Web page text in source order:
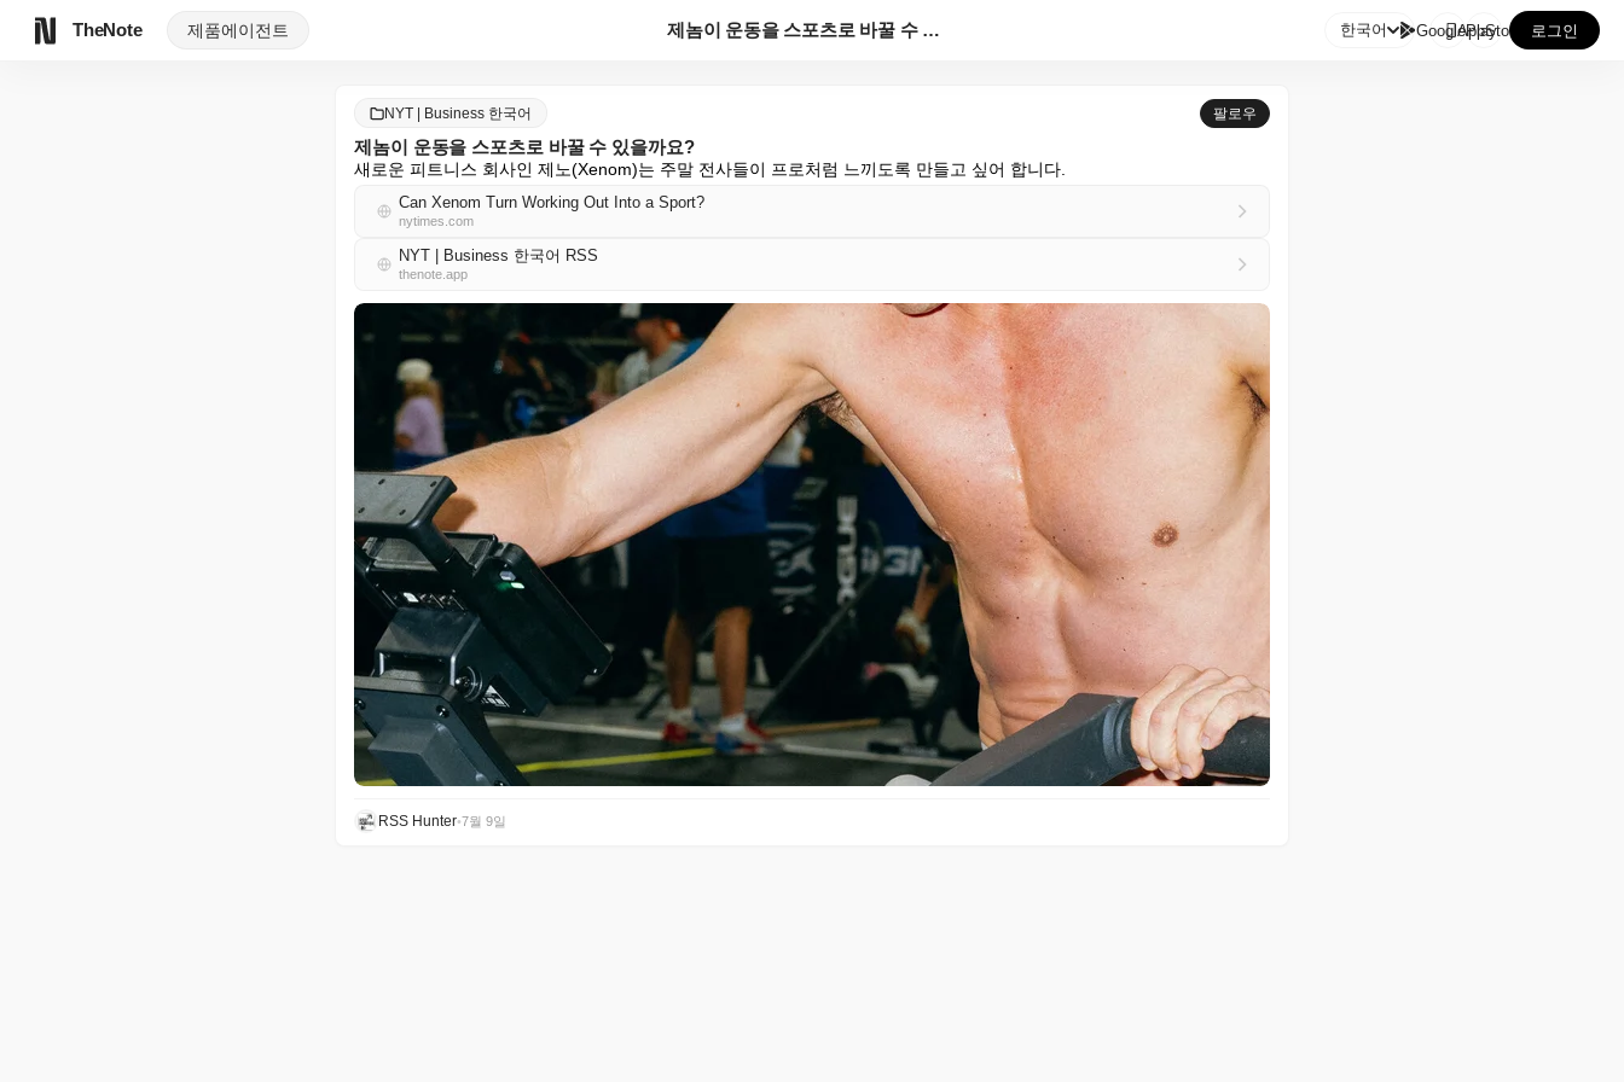
TheNote 제품에이전트 제놈이 운동을 스포츠로 바꿀 수 있을까요? 한국어 GooglePlay
AppStore 로그인
NYT | Business 한국어 팔로우
제놈이 운동을 스포츠로 바꿀 수 있을까요?
새로운 피트니스 회사인 제노(Xenom)는 주말 전사들이 프로처럼 느끼도록 만들고 싶어 합니다.
Can Xenom Turn Working Out Into a Sport?
nytimes.com
NYT | Business 한국어 RSS
thenote.app
RSS Hunter•7월 9일